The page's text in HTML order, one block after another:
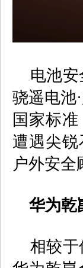
电池安
骁遥电池
国家标
遭遇尖
户外安全
华为乾
相较于